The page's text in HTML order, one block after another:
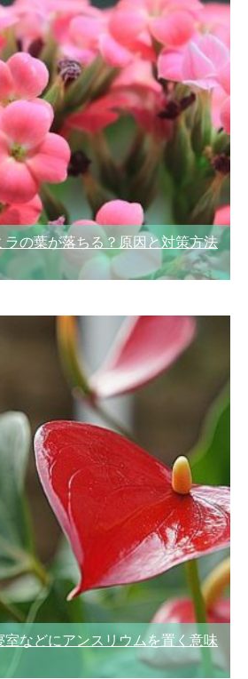
ラの葉が落ちる？原因と対策方法
室などにアンスリウムを置く意味